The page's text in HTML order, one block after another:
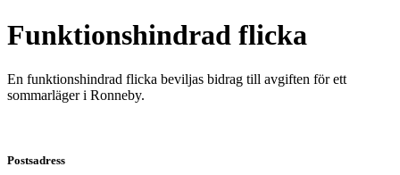
Funktionshindrad flicka
En funktionshindrad flicka beviljas bidrag till avgiften för ett
sommarläger i Ronneby.
Postsadress